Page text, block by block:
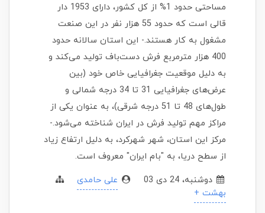
مساحتی حدود 1% از کل کشور، دارای 1953 دار
قالی است که حدود 55 هزار نفر در این صنعت
مشغول به کار هستند.- این استان سالانه حدود
400 هزار مترمربع فرش دست‌باف تولید می‌کند و
به دلیل موقعیت جغرافیایی خاص خود (بین
عرض‌های جغرافیایی 31 تا 34 درجه شمالی و
طول‌های 48 تا 51 درجه شرقی)، به عنوان یکی از
مراکز مهم تولید فرش در ایران شناخته می‌شود.-
مرکز این استان، شهر شهرکرد، به دلیل ارتفاع زیاد
از سطح دریا، به "بام ایران" معروف است.
دوشنبه، 24 دی 03
علی حامدی
بهشت +